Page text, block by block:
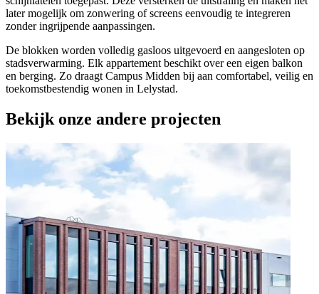
later mogelijk om zonwering of screens eenvoudig te integreren
zonder ingrijpende aanpassingen.
De blokken worden volledig gasloos uitgevoerd en aangesloten op
stadsverwarming. Elk appartement beschikt over een eigen balkon
en berging. Zo draagt Campus Midden bij aan comfortabel, veilig en
toekomstbestendig wonen in Lelystad.
Bekijk onze andere projecten